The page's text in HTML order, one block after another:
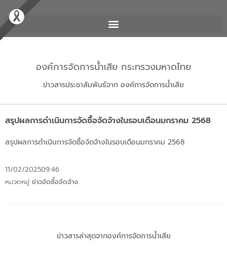
องค์การจัดการน้ำเสีย กระทรวงมหาดไทย
ข่าวสารประชาสัมพันธ์จาก องค์การจัดการน้ำเสีย
สรุปผลการดำเนินการจัดซื้อจัดจ้างในรอบเดือนมกราคม 2568
สรุปผลการดำเนินการจัดซื้อจัดจ้างในรอบเดือนมกราคม 2568
11/02/202509:46
หมวดหมู่ ข่าวจัดซื้อจัดจ้าง
ข่าวสารล่าสุดจากองค์การจัดการน้ำเสีย